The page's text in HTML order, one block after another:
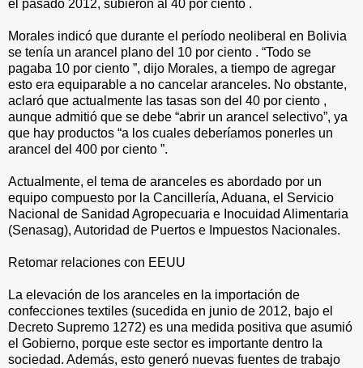
el pasado 2012, subieron al 40 por ciento .
Morales indicó que durante el período neoliberal en Bolivia
se tenía un arancel plano del 10 por ciento . “Todo se
pagaba 10 por ciento ”, dijo Morales, a tiempo de agregar
esto era equiparable a no cancelar aranceles. No obstante,
aclaró que actualmente las tasas son del 40 por ciento ,
aunque admitió que se debe “abrir un arancel selectivo”, ya
que hay productos “a los cuales deberíamos ponerles un
arancel del 400 por ciento ”.
Actualmente, el tema de aranceles es abordado por un
equipo compuesto por la Cancillería, Aduana, el Servicio
Nacional de Sanidad Agropecuaria e Inocuidad Alimentaria
(Senasag), Autoridad de Puertos e Impuestos Nacionales.
Retomar relaciones con EEUU
La elevación de los aranceles en la importación de
confecciones textiles (sucedida en junio de 2012, bajo el
Decreto Supremo 1272) es una medida positiva que asumió
el Gobierno, porque este sector es importante dentro la
sociedad. Además, esto generó nuevas fuentes de trabajo